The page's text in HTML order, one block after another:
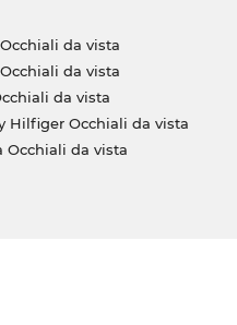
da vista
da vista
da vista
Hilfiger Occhiali da vista
Occhiali da vista